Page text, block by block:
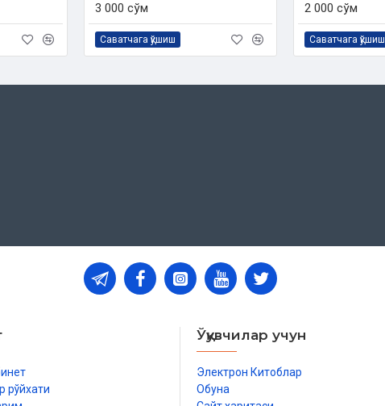
3 000 сўм
Саватчага қўшиш
2 000 сўм
Саватчага қўшиш
рўйхати
Ўқувчилар учун
Электрон Китоблар
Обуна